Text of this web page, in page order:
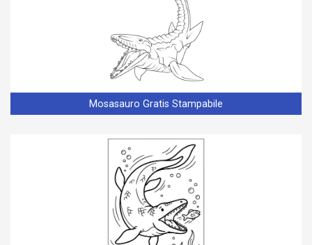
Mosasauro Gratis Stampabile